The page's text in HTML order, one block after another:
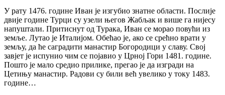
У рату 1476. године Иван је изгубио знатне области. Послије
двије године Турци су узели његов Жабљак и више га нијесу
напуштали. Притиснут од Турака, Иван се морао повући из
земље. Лутао је Италијом. Обећао је, ако се срећно врати у
земљу, да ће саградити манастир Богородици у славу. Свој
завјет је испунио чим се појавио у Црној Гори 1481. године.
Пошто је мало средио прилике, прегао је да изгради на
Цетињу манастир. Радови су били већ увелико у току 1483.
године…